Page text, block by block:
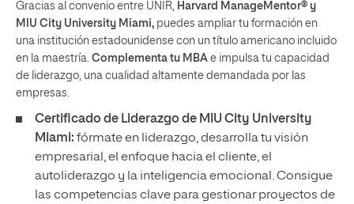
Gracias al convenio entre UNIR, Harvard ManageMentor® y
MIU City University Miami, puedes ampliar tu formación en
una institución estadounidense con un título americano incluido
en la maestría. Complementa tu MBA e impulsa tu capacidad
de liderazgo, una cualidad altamente demandada por las
empresas.
Certificado de Liderazgo de MIU City University
Miami: fórmate en liderazgo, desarrolla tu visión
empresarial, el enfoque hacia el cliente, el
autoliderazgo y la inteligencia emocional. Consigue
las competencias clave para gestionar proyectos de